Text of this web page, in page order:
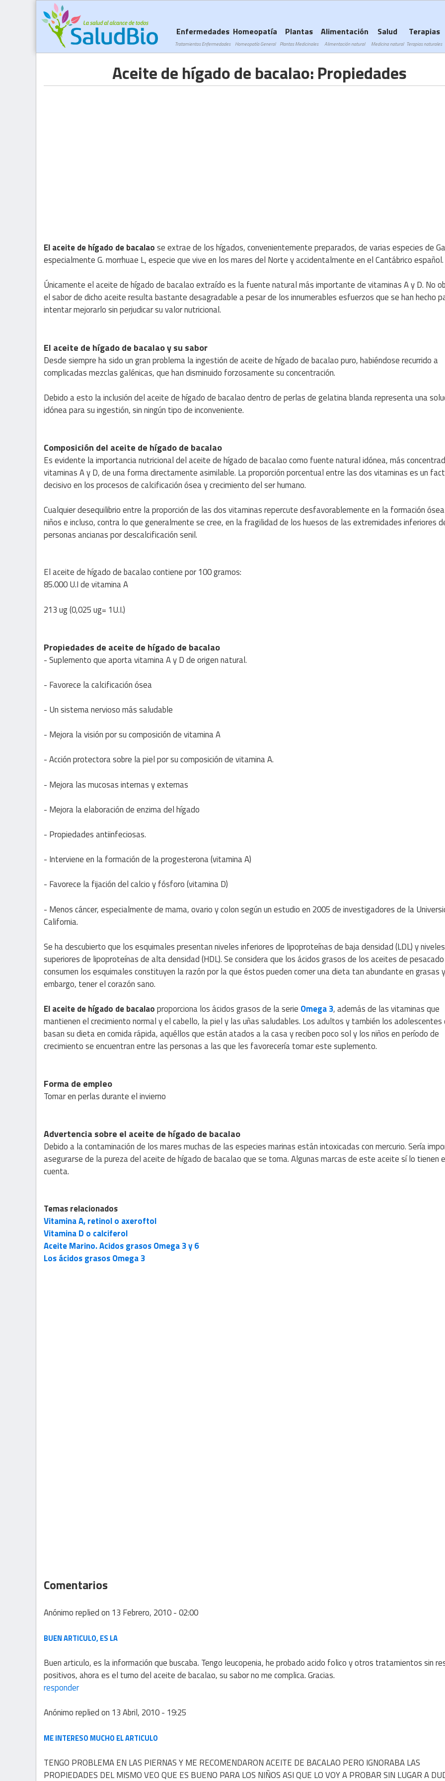
Aceite de hígado de bacalao: Propiedades
El aceite de hígado de bacalaose extrae de los hígados, convenientemente preparados, de varias especies de
especialmente G. morrhuae L, especie que vive en los mares del Norte y accidentalmente en el Cantábrico español.
Únicamente el aceite de hígado de bacalao extraído es la fuente natural más importante de vitaminas A y D. No
el sabor de dicho aceite resulta bastante desagradable a pesar de los innumerables esfuerzos que se han hecho
intentar mejorarlo sin perjudicar su valor nutricional.
El aceite de hígado de bacalao y su sabor
Desde siempre ha sido un gran problema la ingestión de aceite de hígado de bacalao puro, habiéndose recurrido a
complicadas mezclas galénicas, que han disminuido forzosamente su concentración.
Debido a esto la inclusión del aceite de hígado de bacalao dentro de perlas de gelatina blanda representa una
idónea para su ingestión, sin ningún tipo de inconveniente.
Composición del aceite de hígado de bacalao
Es evidente la importancia nutricional del aceite de hígado de bacalao como fuente natural idónea, más
vitaminas A y D, de una forma directamente asimilable. La proporción porcentual entre las dos vitaminas es un
decisivo en los procesos de calcificación ósea y crecimiento del ser humano.
Cualquier desequilibrio entre la proporción de las dos vitaminas repercute desfavorablemente en la formación
niños e incluso, contra lo que generalmente se cree, en la fragilidad de los huesos de las extremidades inferiores
personas ancianas por descalcificación senil.
El aceite de hígado de bacalao contiene por 100 gramos:
85.000 U.I de vitamina A
213 ug (0,025 ug= 1U.I.)
Propiedades de aceite de hígado de bacalao
- Suplemento que aporta vitamina A y D de origen natural.
- Favorece la calcificación ósea
- Un sistema nervioso más saludable
- Mejora la visión por su composición de vitamina A
- Acción protectora sobre la piel por su composición de vitamina A.
- Mejora las mucosas internas y externas
- Mejora la elaboración de enzima del hígado
- Propiedades antiinfeciosas.
- Interviene en la formación de la progesterona (vitamina A)
- Favorece la fijación del calcio y fósforo (vitamina D)
- Menos cáncer, especialmente de mama, ovario y colon según un estudio en 2005 de investigadores de la
California.
Se ha descubierto que los esquimales presentan niveles inferiores de lipoproteínas de baja densidad (LDL) y niveles
superiores de lipoproteínas de alta densidad (HDL). Se considera que los ácidos grasos de los aceites de
consumen los esquimales constituyen la razón por la que éstos pueden comer una dieta tan abundante en grasas
embargo, tener el corazón sano.
El aceite de hígado de bacalaoproporciona los ácidos grasos de la serie Omega 3, además de las vitaminas que
mantienen el crecimiento normal y el cabello, la piel y las uñas saludables. Los adultos y también los adolescentes
basan su dieta en comida rápida, aquéllos que están atados a la casa y reciben poco sol y los niños en período de
crecimiento se encuentran entre las personas a las que les favorecería tomar este suplemento.
Forma de empleo
Tomar en perlas durante el invierno
Advertencia sobre el aceite de hígado de bacalao
Debido a la contaminación de los mares muchas de las especies marinas están intoxicadas con mercurio. Sería
asegurarse de la pureza del aceite de hígado de bacalao que se toma. Algunas marcas de este aceite sí lo tienen
cuenta.
Temas relacionados
Vitamina A, retinol o axeroftol
Vitamina D o calciferol
Aceite Marino. Acidos grasos Omega 3 y 6
Los ácidos grasos Omega 3
Comentarios
Anónimoreplied on 13 Febrero, 2010 - 02:00
BUEN ARTICULO, ES LA
Buen articulo, es la información que buscaba. Tengo leucopenia, he probado acido folico y otros tratamientos sin
positivos, ahora es el turno del aceite de bacalao, su sabor no me complica. Gracias.
responder
Anónimoreplied on 13 Abril, 2010 - 19:25
ME INTERESO MUCHO EL ARTICULO
TENGO PROBLEMA EN LAS PIERNAS Y ME RECOMENDARON ACEITE DE BACALAO PERO IGNORABA LAS
PROPIEDADES DEL MISMO VEO QUE ES BUENO PARA LOS NIÑOS ASI QUE LO VOY A PROBAR SIN LUGAR A
Enfermedades
Tratamientos Enfermedades
Homeopatía
Homeopatía General
Plantas
Plantas Medicinales
Alimentación
Alimentación natural
Salud
Medicina natural
Terapias
Terapias naturales